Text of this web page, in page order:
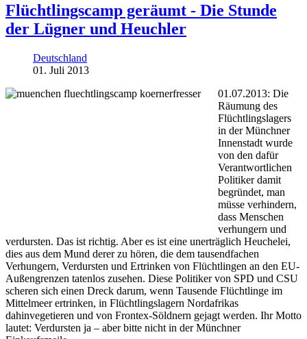
Flüchtlingscamp geräumt - Die Stunde
der Lügner und Heuchler
Deutschland
01. Juli 2013
01.07.2013: Die
Räumung des
Flüchtlingslagers
in der Münchner
Innenstadt wurde
von den dafür
Verantwortlichen
Politiker damit
begründet, man
müsse verhindern,
dass Menschen
verhungern und
verdursten. Das ist richtig. Aber es ist eine unerträglich Heuchelei,
dies aus dem Mund derer zu hören, die dem tausendfachen
Verhungern, Verdursten und Ertrinken von Flüchtlingen an den EU-
Außengrenzen tatenlos zusehen. Diese Politiker von SPD und CSU
scheren sich einen Dreck darum, wenn Tausende Flüchtlinge im
Mittelmeer ertrinken, in Flüchtlingslagern Nordafrikas
dahinvegetieren und von Frontex-Söldnern gejagt werden. Ihr Motto
lautet: Verdursten ja – aber bitte nicht in der Münchner